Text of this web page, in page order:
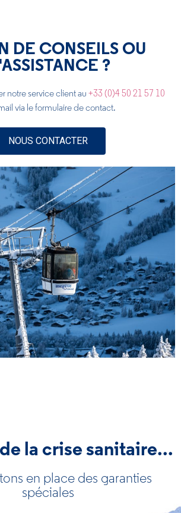
DE CONSEILS OU
?
notre service client au +33 (0)4 50 21 57 10
via le formulaire de contact.
NOUS CONTACTER
la crise sanitaire...
en place des garanties
spéciales